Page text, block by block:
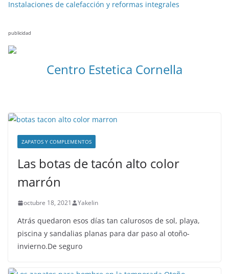
Instalaciones de calefacción y reformas integrales
publicidad
Centro Estetica Cornella
ZAPATOS Y COMPLEMENTOS
Las botas de tacón alto color
marrón
octubre 18, 2021 Yakelin
Atrás quedaron esos días tan calurosos de sol, playa,
piscina y sandalias planas para dar paso al otoño-
invierno.De seguro